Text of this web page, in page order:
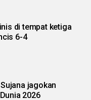
di tempat ketiga
6-4
jagokan
2026